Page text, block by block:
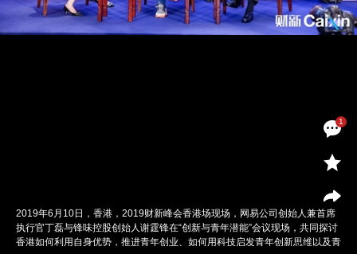
1
2019年6月10日，香港，2019财新峰会香港场现场，网易公司创始人兼首席
执行官丁磊与锋味控股创始人谢霆锋在“创新与青年潜能”会议现场，共同探讨
香港如何利用自身优势，推进青年创业、如何用科技启发青年创新思维以及青